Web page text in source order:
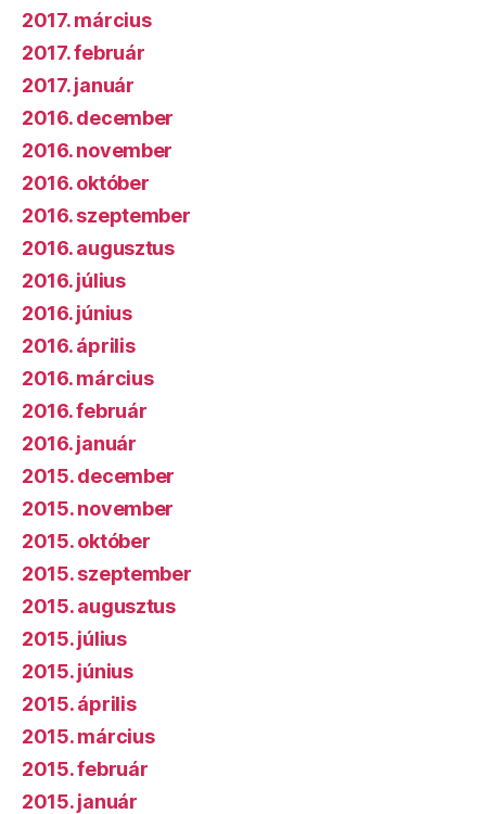
2017. március
2017. február
2017. január
2016. december
2016. november
2016. október
2016. szeptember
2016. augusztus
2016. július
2016. június
2016. április
2016. március
2016. február
2016. január
2015. december
2015. november
2015. október
2015. szeptember
2015. augusztus
2015. július
2015. június
2015. április
2015. március
2015. február
2015. január